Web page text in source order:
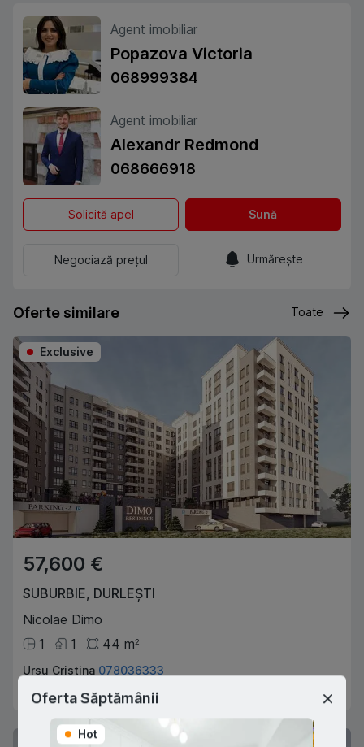
Agent imobiliar
Popazova Victoria
068999384
Agent imobiliar
Alexandr Redmond
068666918
Solicită apel Sună
Negociază prețul Urmărește
Oferte similare Toate
Exclusive
57,600 €
SUBURBIE, DURLEȘTI
Nicolae Dimo
1
1 44 m2
Ursu Cristina 078036333
Agent imobiliar
Oferta Săptămânii
Hot Hot